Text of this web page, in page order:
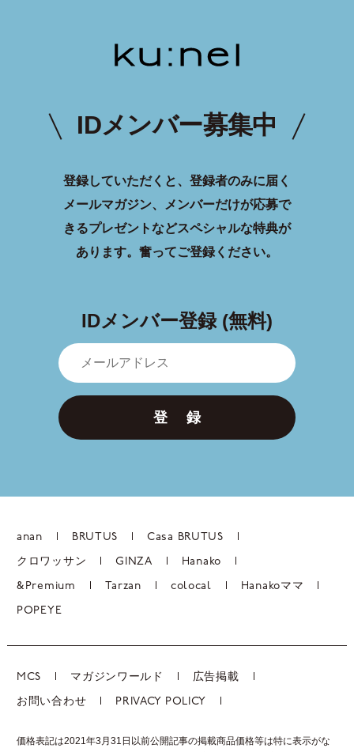
IDメンバー募集中
登録していただくと、登録者のみに届く
メールマガジン、メンバーだけが応募で
きるプレゼントなどスペシャルな特典が
あります。 奮ってご登録ください。
IDメンバー登録 (無料)
登 録
anan BRUTUS Casa BRUTUS
クロワッサン GINZA Hanako
&Premium Tarzan colocal Hanakoママ
POPEYE
MCS マガジンワールド 広告掲載
お問い合わせ PRIVACY POLICY
価格表記は2021年3月31日以前公開記事の掲載商品価格等は特に表示がな